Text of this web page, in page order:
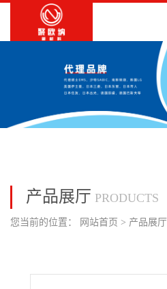
产品展厅 PRODUCTS
您当前的位置： 网站首页 > 产品展厅